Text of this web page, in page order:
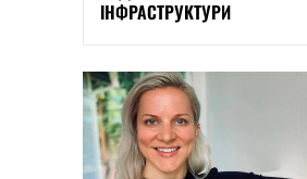
ІНФРАСТРУКТУРИ